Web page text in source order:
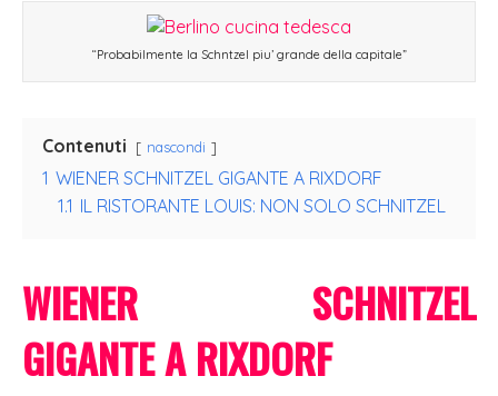
“Probabilmente la Schntzel piu’ grande della capitale”
Contenuti nascondi
1 WIENER SCHNITZEL GIGANTE A RIXDORF
1.1 IL RISTORANTE LOUIS: NON SOLO SCHNITZEL
WIENER SCHNITZEL
GIGANTE A RIXDORF